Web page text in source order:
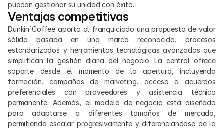
puedan gestionar su unidad con éxito.
Ventajas competitivas
Dunkin´Coffee aporta al franquiciado una propuesta de valor
sólida basada en una marca reconocida, procesos
estandarizados y herramientas tecnológicas avanzadas que
simplifican la gestión diaria del negocio. La central ofrece
soporte desde el momento de la apertura, incluyendo
formación, campañas de marketing, acceso a acuerdos
preferenciales con proveedores y asistencia técnica
permanente. Además, el modelo de negocio está diseñado
para adaptarse a diferentes tamaños de mercado,
permitiendo escalar progresivamente y diferenciándose de la